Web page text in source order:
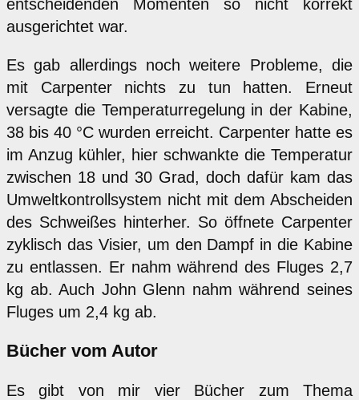
entscheidenden Momenten so nicht korrekt
ausgerichtet war.
Es gab allerdings noch weitere Probleme, die
mit Carpenter nichts zu tun hatten. Erneut
versagte die Temperaturregelung in der Kabine,
38 bis 40 °C wurden erreicht. Carpenter hatte es
im Anzug kühler, hier schwankte die Temperatur
zwischen 18 und 30 Grad, doch dafür kam das
Umweltkontrollsystem nicht mit dem Abscheiden
des Schweißes hinterher. So öffnete Carpenter
zyklisch das Visier, um den Dampf in die Kabine
zu entlassen. Er nahm während des Fluges 2,7
kg ab. Auch John Glenn nahm während seines
Fluges um 2,4 kg ab.
Bücher vom Autor
Es gibt von mir vier Bücher zum Thema